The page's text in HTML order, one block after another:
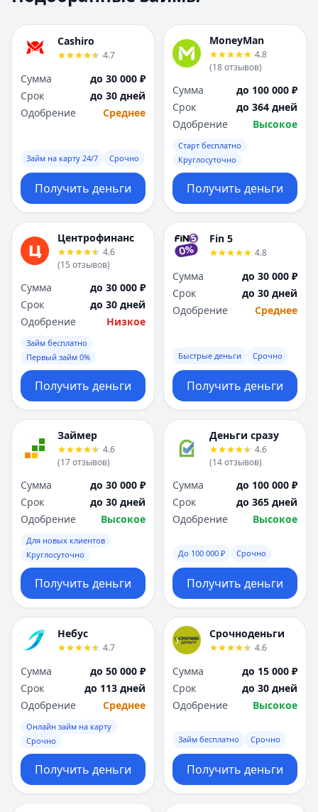
Н
Набережные Челны
Нижний Новгород
Новосибирск
Омск
Оренбург
П
Пенза
Пермь
Р
Ростов-на-Дону
Рязань
Самара
Санкт-Петербург
Сочи
Сургут
Т
Тверь
Тольятти
Томск
Тула
Ульяновск
Уфа
Хабаровск
Чебоксары
Челябинск
Чита
Я
Вся Россия
Н
Набережные
Нижний Новгород
Новосибирск
Омск
Оренбург
П
Пенза
Пермь
Р
Ростов-на-Дону
Рязань
Самара
Санкт-Петербург
Сочи
Сургут
Т
Тверь
Тольятти
Томск
Тула
Ульяновск
Уфа
Хабаровск
Чебоксары
Челябинск
Чита
Я
Вся Россия
Cashiro
4.7
Сумма
до 30 000 ₽
Срок
до 30 дней
Одобрение
Среднее
Займ на карту 24/7 Срочно
Получить деньги
MoneyMan
4.8
(18отзывов)
Сумма
до 100 000 ₽
Срок
до 364 дней
Одобрение
Высокое
Старт бесплатно
Круглосуточно
Получить деньги
Центрофинанс
4.6
(15 отзывов)
Сумма
до 30 000 ₽
Срок
до 30 дней
Одобрение
Низкое
Займ бесплатно
Первый займ 0%
Получить деньги
Fin 5
4.8
Сумма
до 30 000 ₽
Срок
до 30 дней
Одобрение
Среднее
Быстрые деньги Срочно
Получить деньги
Займер
4.6
(17отзывов)
Сумма
до 30 000 ₽
Срок
до 30 дней
Одобрение
Высокое
Для новых клиентов
Круглосуточно
Получить деньги
Деньги сразу
4.6
(14отзывов)
Сумма
до 100 000 ₽
Срок
до 365 дней
Одобрение
Высокое
До 100 000 ₽ Срочно
Получить деньги
Небус
4.7
Сумма
до 50 000 ₽
Срок
до 113 дней
Одобрение
Среднее
Онлайн займ на карту
Срочно
Получить деньги
Срочноденьги
4.6
Сумма
до 15 000 ₽
Срок
до 30 дней
Одобрение
Высокое
Займ бесплатно Срочно
Получить деньги